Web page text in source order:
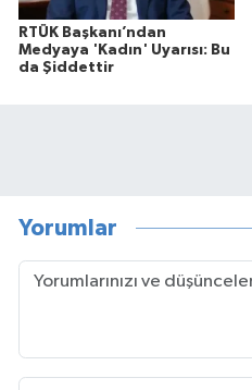
RTÜK Başkanı’ndan
Medyaya 'Kadın' Uyarısı: Bu
da Şiddettir
Yorumlar